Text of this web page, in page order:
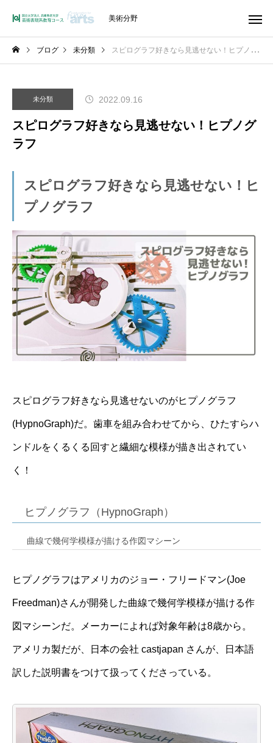
美術分野
ブログ 未分類 スピログラフ好きなら見逃せない！ヒプノグラフ
未分類 2022.09.16
スピログラフ好きなら見逃せない！ヒプノグ
ラフ
スピログラフ好きなら見逃せない！ヒ
プノグラフ
スピログラフ好きなら見逃せないのがヒプノグラフ
(HypnoGraph)だ。歯車を組み合わせてから、ひたすらハ
ンドルをくるくる回すと繊細な模様が描き出されてい
く！
ヒプノグラフ（HypnoGraph）
曲線で幾何学模様が描ける作図マシーン
ヒプノグラフはアメリカのジョー・フリードマン(Joe
Freedman)さんが開発した曲線で幾何学模様が描ける作
図マシーンだ。メーカーによれば対象年齢は8歳から。
アメリカ製だが、日本の会社 castjapan さんが、日本語
訳した説明書をつけて扱ってくださっている。